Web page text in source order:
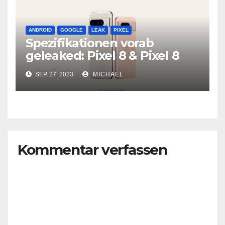
ANDROID GOOGLE LEAK PIXEL
Spezifikationen vorab
geleaked: Pixel 8 & Pixel 8
Pro
SEP. 27, 2023 MICHAEL
Kommentar verfassen